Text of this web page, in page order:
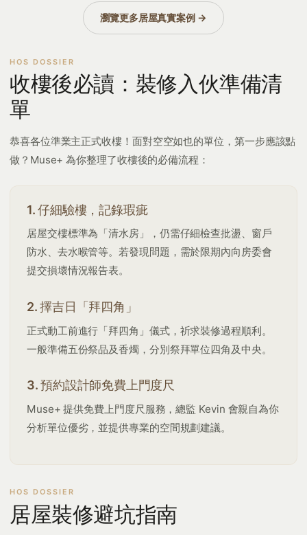
瀏覽更多居屋真實案例 →
收樓後必讀：裝修入伙準備清
單
恭喜各位準業主正式收樓！面對空空如也的單位，第一步應該點
做？Muse+ 為你整理了收樓後的必備流程：
1. 仔細驗樓，記錄瑕疵
居屋交樓標準為「清水房」，仍需仔細檢查批盪、窗戶
防水、去水喉管等。若發現問題，需於限期內向房委會
提交損壞情況報告表。
2. 擇吉日「拜四角」
正式動工前進行「拜四角」儀式，祈求裝修過程順利。
一般準備五份祭品及香燭，分別祭拜單位四角及中央。
3. 預約設計師免費上門度尺
Muse+ 提供免費上門度尺服務，總監 Kevin 會親自為你
分析單位優劣，並提供專業的空間規劃建議。
居屋裝修避坑指南